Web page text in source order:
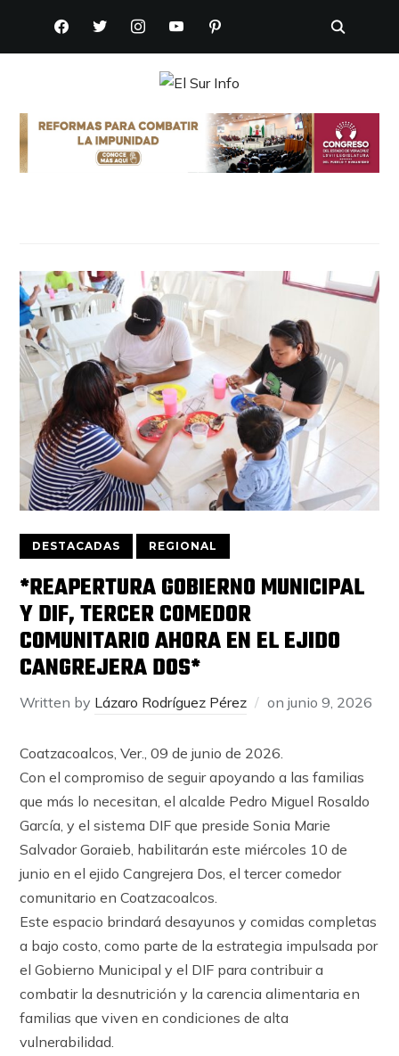
FACEBOOKTWITTERINSTAGRAMYOUTUBEPINTEREST
DESTACADAS REGIONAL
*REAPERTURA GOBIERNO MUNICIPAL
Y DIF, TERCER COMEDOR
COMUNITARIO AHORA EN EL EJIDO
CANGREJERA DOS*
Written by Lázaro Rodríguez Pérez onjunio 9, 2026
Coatzacoalcos, Ver., 09 de junio de 2026.
Con el compromiso de seguir apoyando a las familias
que más lo necesitan, el alcalde Pedro Miguel Rosaldo
García, y el sistema DIF que preside Sonia Marie
Salvador Goraieb, habilitarán este miércoles 10 de
junio en el ejido Cangrejera Dos, el tercer comedor
comunitario en Coatzacoalcos.
Este espacio brindará desayunos y comidas completas
a bajo costo, como parte de la estrategia impulsada por
el Gobierno Municipal y el DIF para contribuir a
combatir la desnutrición y la carencia alimentaria en
familias que viven en condiciones de alta
vulnerabilidad.